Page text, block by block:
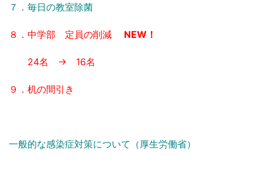
７．毎日の教室除菌
８．中学部 定員の削減 NEW！
24名 → 16名
９．机の間引き
一般的な感染症対策について（厚生労働省）